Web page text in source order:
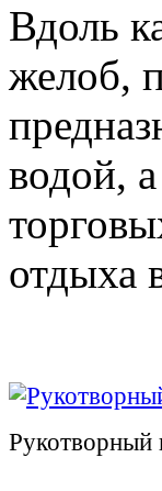
Вдоль
желоб,
водой,
отдыха
Рукотворный